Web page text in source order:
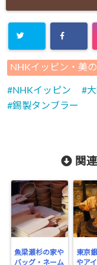
NHKイッピン・美
NHKイッピン
錫製タンブラー
関
魚梁瀬杉の家や
バッグ・ネーム
東京
やア